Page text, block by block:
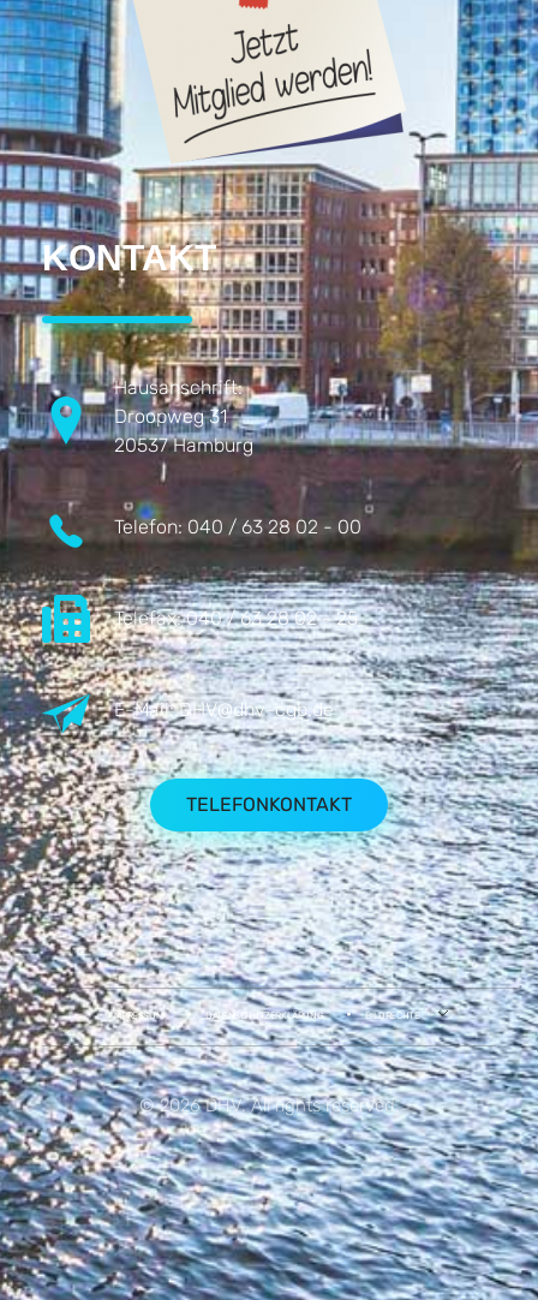
KONTAKT
Hausanschrift:
Droopweg 31
20537 Hamburg
Telefon: 040 / 63 28 02 - 00
Telefax:040 / 63 28 02 - 25
E-Mail:DHV@dhv-cgb.de
TELEFONKONTAKT
IMPRESSUM DATENSCHUTZERKLÄRUNG BILDRECHTE
© 2026 DHV. All rights reserved.